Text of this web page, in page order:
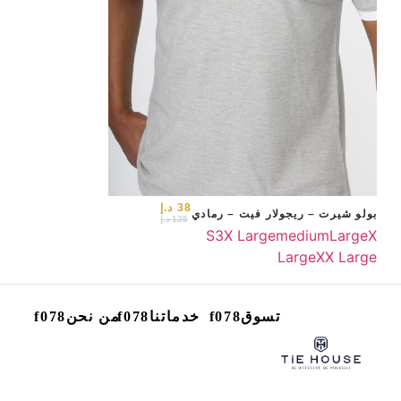
بولو شيرت – ريجولار فيت – رمادي 125 د.إ
38 د.إ
S3X LargemediumLargeX
LargeXX Large
تسوق خدماتنا من نحن